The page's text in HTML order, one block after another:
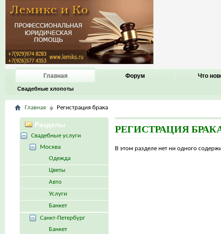
Главная
Свадебные хлопоты
Форум Что
Главная Регистрация брака
РЕГИСТРАЦИЯ
В этом разделе нет ни одного
Разделы
Свадебные услуги
Москва
Одежда
Цветы
Авто
Услуги
Банкет
Санкт-Петербург
Банкет